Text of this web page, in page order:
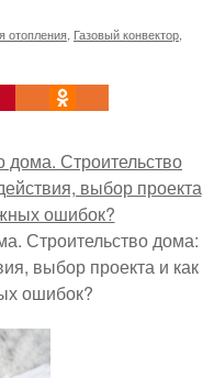
отопления Газовый конвектор
Строительство дома:
выбор проекта и как
ошибок?